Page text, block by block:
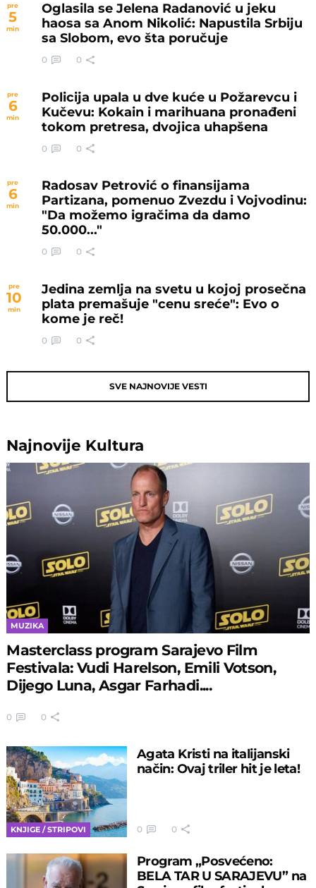
pre
5
min
Oglasila se Jelena Radanović u jeku
haosa sa Anom Nikolić: Napustila Srbiju
sa Slobom, evo šta poručuje
0 0
pre
6
min
Policija upala u dve kuće u Požarevcu i
Kučevu: Kokain i marihuana pronađeni
tokom pretresa, dvojica uhapšena
0 0
pre
6
min
Radosav Petrović o finansijama
Partizana, pomenuo Zvezdu i Vojvodinu:
"Da možemo igračima da damo
50.000..."
0 0
pre
10
min
Jedina zemlja na svetu u kojoj prosečna
plata premašuje "cenu sreće": Evo o
kome je reč!
0 0
SVE NAJNOVIJE VESTI
Najnovije Kultura
MUZIKA
Masterclass program Sarajevo Film
Festivala: Vudi Harelson, Emili Votson,
Dijego Luna, Asgar Farhadi....
0 0
KNJIGE / STRIPOVI
Agata Kristi na italijanski
način: Ovaj triler hit je leta!
0 0
Program „Posvećeno:
BELA TAR U SARAJEVU” na